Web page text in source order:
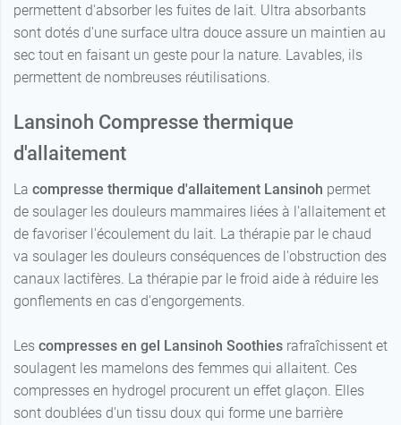
permettent d'absorber les fuites de lait. Ultra absorbants
sont dotés d'une surface ultra douce assure un maintien au
sec tout en faisant un geste pour la nature. Lavables, ils
permettent de nombreuses réutilisations.
Lansinoh Compresse thermique
d'allaitement
La compresse thermique d'allaitement Lansinoh permet
de soulager les douleurs mammaires liées à l'allaitement et
de favoriser l'écoulement du lait. La thérapie par le chaud
va soulager les douleurs conséquences de l'obstruction des
canaux lactifères. La thérapie par le froid aide à réduire les
gonflements en cas d'engorgements.
Les compresses en gel Lansinoh Soothies rafraîchissent et
soulagent les mamelons des femmes qui allaitent. Ces
compresses en hydrogel procurent un effet glaçon. Elles
sont doublées d'un tissu doux qui forme une barrière